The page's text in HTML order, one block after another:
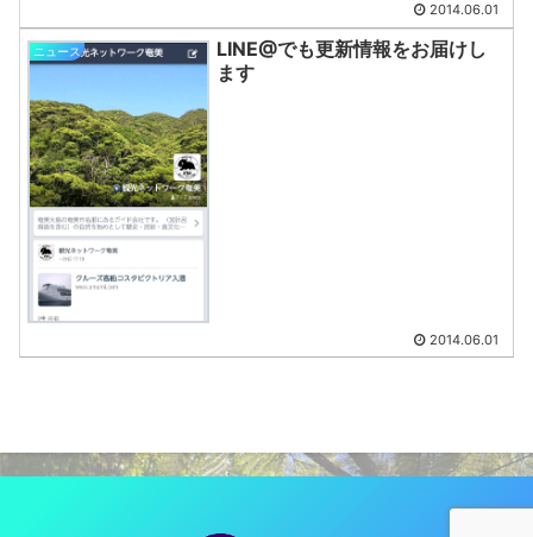
2014.06.01
ニュース
LINE@でも更新情報をお届けし
ます
2014.06.01